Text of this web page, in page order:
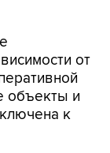
от
объекты и
к